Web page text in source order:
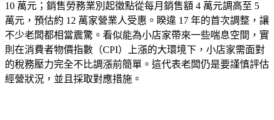
10 萬元；銷售勞務業別起徵點從每月銷售額 4 萬元調高至 5
萬元，預估約 12 萬家營業人受惠。睽違 17 年的首次調整，讓
不少老闆都相當震驚。看似能為小店家帶來一些喘息空間，實
則在消費者物價指數（CPI）上漲的大環境下，小店家需面對
的稅務壓力完全不比調漲前簡單。這代表老闆仍是要謹慎評估
經營狀況，並且採取對應措施。